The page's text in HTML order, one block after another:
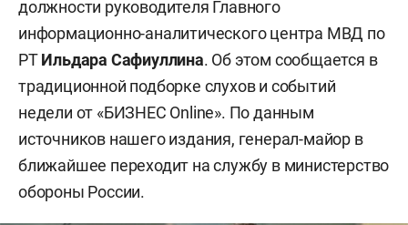
должности руководителя Главного
информационно-аналитического центра МВД по
РТИльдара Сафиуллина. Об этом сообщается в
традиционной подборке слухов и событий
недели от «БИЗНЕС Online». По данным
источников нашего издания, генерал-майор в
ближайшее переходит на службу в министерство
обороны России.